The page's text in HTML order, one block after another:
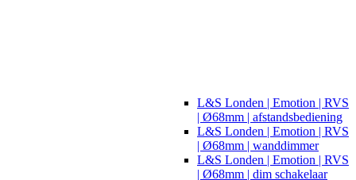
L&S Londen | Emotion | RVS
| Ø68mm | afstandsbediening
L&S Londen | Emotion | RVS
| Ø68mm | wanddimmer
L&S Londen | Emotion | RVS
| Ø68mm | dim schakelaar